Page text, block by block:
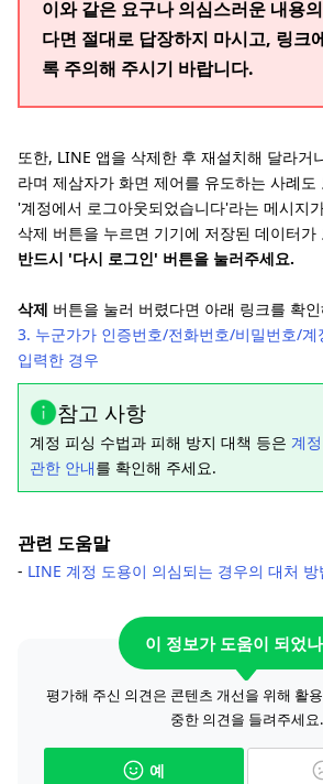
이와 같은 요구나 의심스러운 내용
다면 절대로 답장하지 마시고, 링크
록 주의해 주시기 바랍니다.
또한, LINE 앱을 삭제한 후 재설치해 달라거
라며 제삼자가 화면 제어를 유도하는 사례도
'계정에서 로그아웃되었습니다'라는 메시지
삭제 버튼을 누르면 기기에 저장된 데이터가
반드시 '다시 로그인' 버튼을 눌러주세요.
삭제 버튼을 눌러 버렸다면 아래 링크를 확
3. 누군가가 인증번호/전화번호/비밀번호/계
입력한 경우
참고 사항
계정 피싱 수법과 피해 방지 대책 등은 계
관한 안내를 확인해 주세요.
관련 도움말
- LINE 계정 도용이 의심되는 경우의 대처 방
이 정보가 도움이 되었
평가해 주신 의견은 콘텐츠 개선을 위해 활
중한 의견을 들려주세요.
예